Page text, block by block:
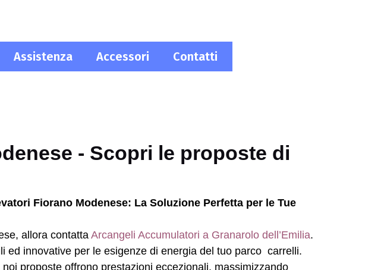
Assistenza Accessori Contatti
- Scopri le proposte di
Fiorano Modenese: La Soluzione Perfetta per le Tue
allora contatta Arcangeli Accumulatori a Granarolo dell’Emilia.
ed innovative per le esigenze di energia del tuo parco carrelli.
proposte offrono prestazioni eccezionali, massimizzando